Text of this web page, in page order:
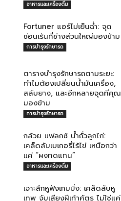
อาหารและเครื่องดื่ม
Fortuner แอร์ไม่เย็นฉ่ำ: จุด
ซ่อนเร้นที่ช่างส่วนใหญ่มองข้าม
การบำรุงรักษารถ
ตารางบำรุงรักษารถตามระยะ:
ทำไมต้องเปลี่ยนน้ำมันเครื่อง,
สลับยาง, และอีกหลายจุดที่คุณ
มองข้าม
การบำรุงรักษารถ
กล้วย แฟลกซ์ น้ำถั่วลูกไก่:
เคล็ดลับเบเกอรี่ไร้ไข่ เหนือกว่า
แค่ “ผงทดแทน”
อาหารและเครื่องดื่ม
เจาะลึกหูฟังเกมมิ่ง: เคล็ดลับหู
เทพ จับเสียงฝีเท้าศัตรู ไม่ใช่แค่